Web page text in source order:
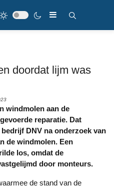
doordat lijm was
reparatie. Dat
DNV na onderzoek van
de windmolen. Een
los, omdat de
door monteurs.